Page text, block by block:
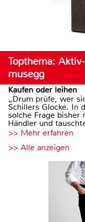
Topthema:
musegg
Kaufen oder leihen
„Drum prüfe, wer
Schillers Glocke. In
solche Frage bisher
Händler und
>> Mehr erfahren
>> Alle anzeigen